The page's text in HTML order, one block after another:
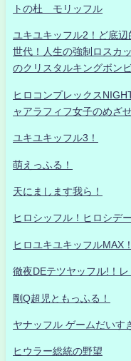
トの杜 モリッフル
ユキユキッフル2！ど底
世代！人生の強制ロスカ
のクリスタルキングボン
ヒロコンプレックス
ャアラフィフ女子のめざ
ユキユキッフル3！
萌えっふる！
天にまします我ら！
ヒロシッフル！ヒロシデ
ヒロユキユキッフルMAX
徹夜DEテツヤッフル!！レ
剛Q超児ともっふる！
ヤナッフル ゲームだいす
ヒウラー総統の野望